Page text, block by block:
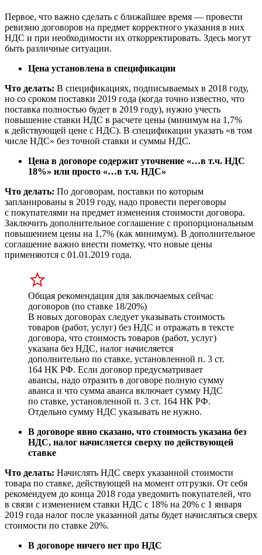
Первое, что важно сделать с ближайшее время — провести
ревизию договоров на предмет корректного указания в них
НДС и при необходимости их откорректировать. Здесь могут
быть различные ситуации.
Цена установлена в спецификации
Что делать: В спецификациях, подписываемых в 2018 году,
но со сроком поставки 2019 года (когда точно известно, что
поставка полностью будет в 2019 году), нужно учесть
повышение ставки НДС в расчете цены (минимум на 1,7%
к действующей цене с НДС). В спецификации указать «в том
числе НДС» без точной ставки и суммы НДС.
Цена в договоре содержит уточнение «…в т.ч. НДС
18%» или просто «…в т.ч. НДС»
Что делать: По договорам, поставки по которым
запланированы в 2019 году, надо провести переговоры
с покупателями на предмет изменения стоимости договора.
Заключить дополнительное соглашение с пропорциональным
повышением цены на 1,7% (как минимум). В дополнительное
соглашение важно внести пометку, что новые цены
применяются с 01.01.2019 года.
Общая рекомендация для заключаемых сейчас
договоров (по ставке 18/20%)
В новых договорах следует указывать стоимость
товаров (работ, услуг) без НДС и отражать в тексте
договора, что стоимость товаров (работ, услуг)
указана без НДС, налог начисляется
дополнительно по ставке, установленной п. 3 ст.
164 НК РФ. Если договор предусматривает
авансы, надо отразить в договоре полную сумму
аванса и что сумма аванса включает сумму НДС
по ставке, установленной п. 3 ст. 164 НК РФ.
Отдельно сумму НДС указывать не нужно.
В договоре явно сказано, что стоимость указана без
НДС, налог начисляется сверху по действующей
ставке
Что делать: Начислять НДС сверх указанной стоимости
товара по ставке, действующей на момент отгрузки. От себя
рекомендуем до конца 2018 года уведомить покупателей, что
в связи с изменением ставки НДС с 18% на 20% с 1 января
2019 года налог после указанной даты будет начисляться сверх
стоимости по ставке 20%.
В договоре ничего нет про НДС